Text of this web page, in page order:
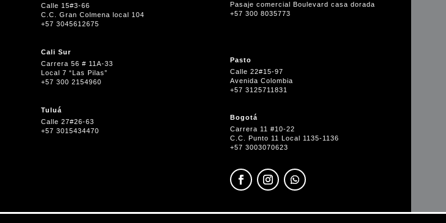
Calle 15#3-66
C.C. Gran Colmena local 104
+57 3045612675
Cali Sur
Carrera 56 # 11A-33
Local 7 “Las Pilas”
+57 300 2154960
Tuluá
Calle 27#26-63
+57 3015434470
Pasaje comercial Boulevard casa dorada
+57 300 8035773
Pasto
Calle 22#15-97
Avenida Colombia
+57 3125711831
Bogotá
Carrera 11 #10-22
C.C. Punto 11 Local 1135-1136
+57 3003070623